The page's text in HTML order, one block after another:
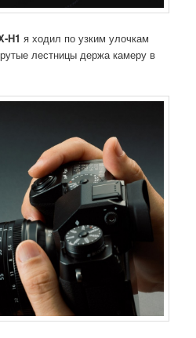
H1 я ходил по узким улочкам
лестницы держа камеру в